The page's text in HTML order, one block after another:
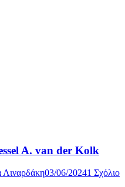
A. van der Kolk
Λιναρδάκη03/06/20241 Σχόλιο